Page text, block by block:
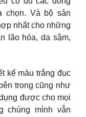
chọn. Và bộ sản
nhất cho những
lão hóa, da sậm,
kế màu trắng đục
trong cũng như
được cho mọi
chúng mình vẫn